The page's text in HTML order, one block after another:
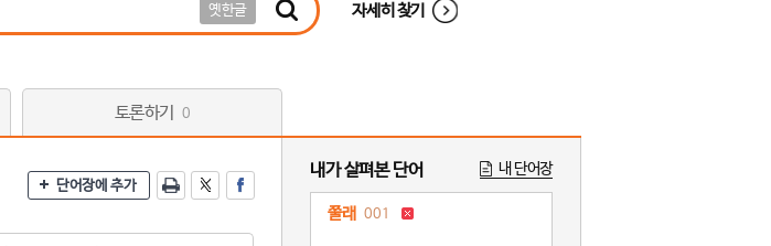
옛한글 자세히 찾기
토론하기 0
단어장에 추가
내가 살펴본 단어 내 단어장
쭐래 001